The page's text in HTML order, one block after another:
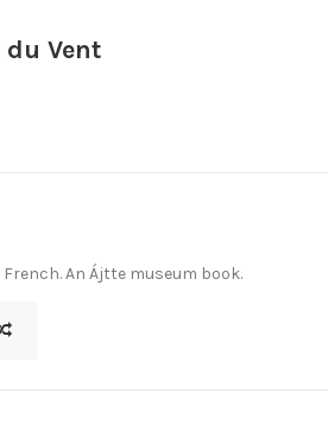
Vent
An Ájtte museum book.